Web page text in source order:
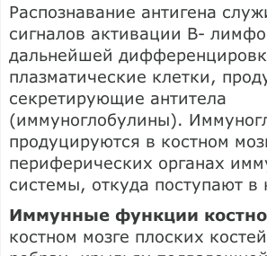
Распознавание антигена
сигналов активации В-
дальнейшей
плазматические клетки,
секретирующие антитела
(иммуноглобулины).
продуцируются в костном
периферических органах
системы, откуда поступают в
Иммунные функции
костном мозге плоских